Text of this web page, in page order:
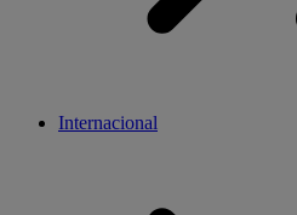
Internacional